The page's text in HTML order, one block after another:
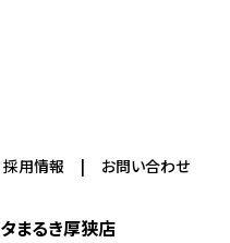
採用情報 お問い合わせ
まるき厚狭店